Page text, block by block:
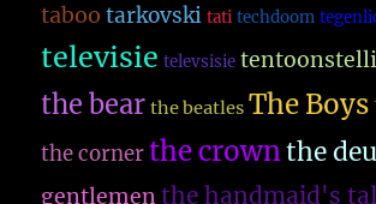
taboo tarkovski tati techdoom
televisie televsisie
the bear the beatles The Boys
the corner the crownthe
gentlemen the handmaid's